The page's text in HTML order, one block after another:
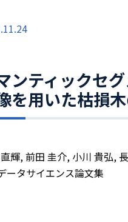
ンティックセ
を用いた枯損
輝, 前田 圭介, 小川 貴弘,
ータサイエンス論文集